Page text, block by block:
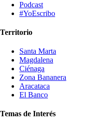
Podcast
#YoEscribo
Territorio
Santa Marta
Magdalena
Ciénaga
Zona Bananera
Aracataca
El Banco
Temas de Interés